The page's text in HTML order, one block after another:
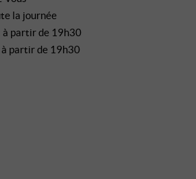
la journée
à partir de 19h30
à partir de 19h30